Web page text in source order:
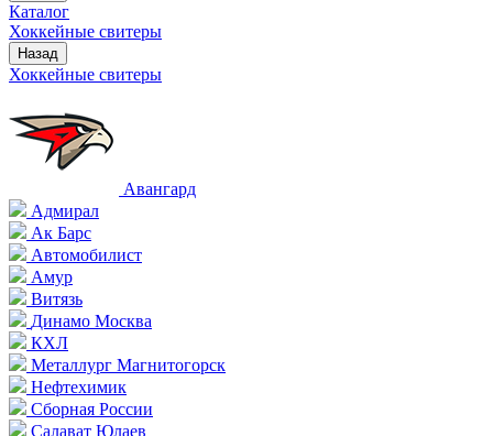
Каталог
Хоккейные свитеры
Назад
Хоккейные свитеры
Авангард
Адмирал
Ак Барс
Автомобилист
Амур
Витязь
Динамо Москва
КХЛ
Металлург Магнитогорск
Нефтехимик
Сборная России
Салават Юлаев